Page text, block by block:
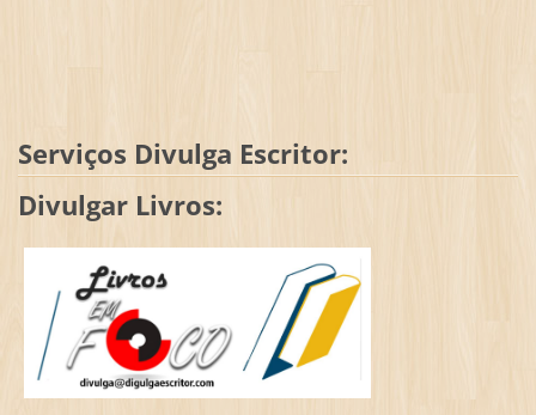
Serviços Divulga Escritor:
Divulgar Livros: